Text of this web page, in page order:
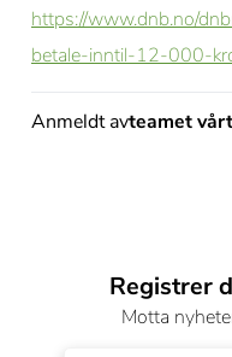
https://www.dnb.no/
betale-inntil-12-000-
Anmeldt avteamet vårt
Registrer
Motta